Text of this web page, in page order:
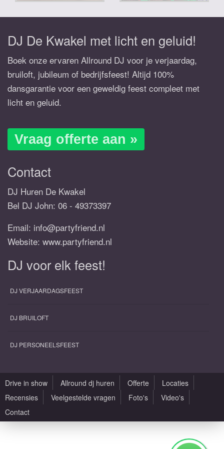
DJ De Kwakel met licht en geluid!
Boek onze ervaren Allround DJ voor je verjaardag,
bruiloft, jubileum of bedrijfsfeest! Altijd 100%
dansgarantie voor een geweldig feest compleet met
licht en geluid.
Vraag offerte aan »
Contact
DJ Huren De Kwakel
Bel DJ John: 06 - 49373397
Email: info@partyfriend.nl
Website: www.partyfriend.nl
DJ voor elk feest!
DJ VERJAARDAGSFEEST
DJ BRUILOFT
DJ PERSONEELSFEEST
Drive in show Allround dj huren Offerte
Locaties
Recensies
Veelgestelde vragen Foto's
Video's
Contact
Algemene voorwaarden